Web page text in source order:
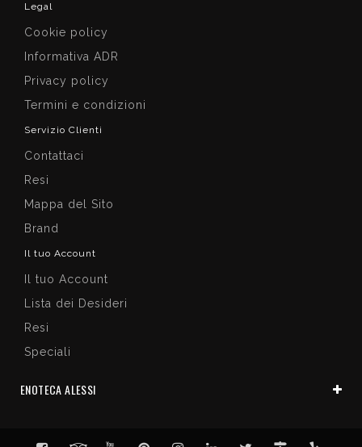
Legal
Cookie policy
Informativa ADR
Privacy policy
Termini e condizioni
Servizio Clienti
Contattaci
Resi
Mappa del Sito
Brand
Il tuo Account
Il tuo Account
Lista dei Desideri
Resi
Speciali
ENOTECA ALESSI